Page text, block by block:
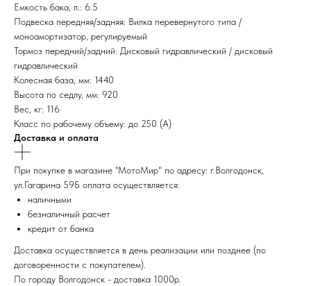
Емкость бака, л.: 6.5
Подвеска передняя/задняя: Вилка перевернутого типа /
моноамортизатор, регулируемый
Тормоз передний/задний: Дисковый гидравлический / дисковый
гидравлический
Колесная база, мм: 1440
Высота по седлу, мм: 920
Вес, кг: 116
Класс по рабочему объему: до 250 (А)
Доставка и оплата
При покупке в магазине "МотоМир" по адресу: г.Волгодонск,
ул.Гагарина 59Б оплата осуществляется:
наличными
безналичный расчет
кредит от банка
Доставка осуществляется в день реализации или позднее (по
договоренности с покупателем).
По городу Волгодонск - доставка 1000р.